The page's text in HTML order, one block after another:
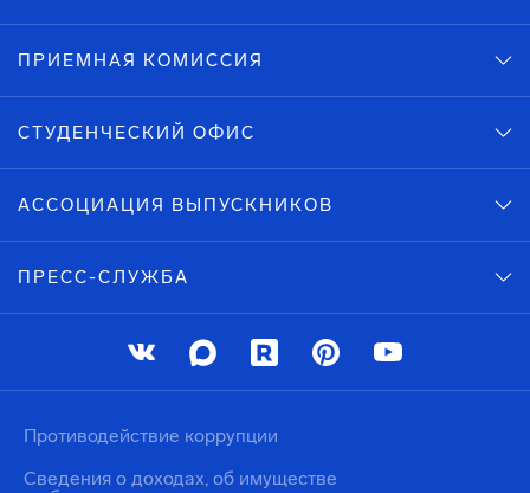
ПРИЕМНАЯ КОМИССИЯ
СТУДЕНЧЕСКИЙ ОФИС
АССОЦИАЦИЯ ВЫПУСКНИКОВ
ПРЕСС-СЛУЖБА
Противодействие коррупции
Сведения о доходах, об имуществе